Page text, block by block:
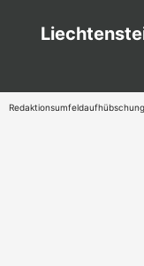
Redaktionsumfeldaufhübschung